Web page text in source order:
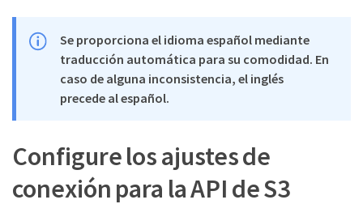
Se proporciona el idioma español mediante
traducción automática para su comodidad. En
caso de alguna inconsistencia, el inglés
precede al español.
Configure los ajustes de
conexión para la API de S3